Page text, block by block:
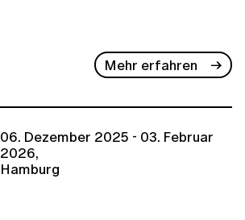
Mehr erfahren
06. Dezember 2025 - 03. Februar
2026,
Hamburg